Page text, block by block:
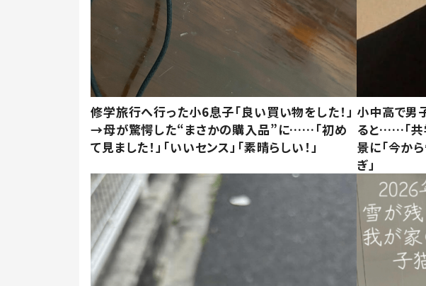
修学旅行へ行った小6息子「良い買い物をした！」
→母が驚愕した“まさかの購入品”に……「初め
て見ました！」「いいセンス」「素晴らしい！」
小中高で男
ると……「共
景に「今か
ぎ」